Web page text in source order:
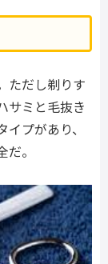
ただし剃りす
サミと毛抜き
プがあり、
。